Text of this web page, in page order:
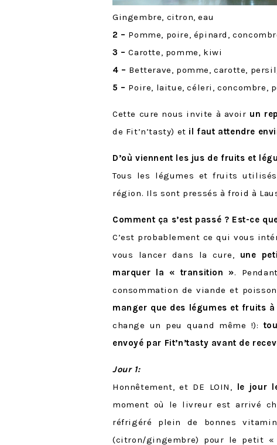
Gingembre, citron, eau
2 – Pomme, poire, épinard,
3 –Carotte, pomme, kiwi
4 – Betterave, pomme, carotte,
5 – Poire, laitue, céleri, concombre,
Cette cure nous invite à avoir un
de Fit’n’tasty) et il faut attendre
D’où viennent les jus de fruits et
Tous les légumes et fruits
région. Ils sont pressés à froid à
Comment ça s’est passé ? Est-ce
C’est probablement ce qui vous
vous lancer dans la cure, une
marquer la « transition ».
consommation de viande et
manger que des légumes et fruits à
change un peu quand même !):
envoyé par Fit’n’tasty avant de
Jour 1:
Honnêtement, et DE LOIN, le jour
moment où le livreur est arrivé
réfrigéré plein de bonnes
(citron/gingembre) pour le petit